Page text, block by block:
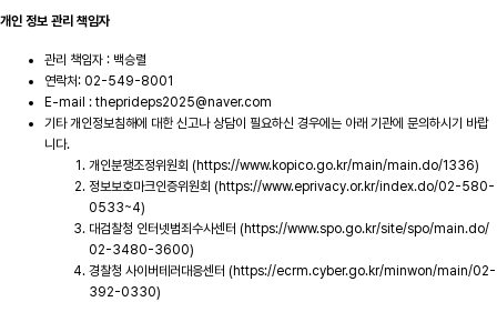
개인 정보 관리 책임자
관리 책임자 : 백승렬
연락처: 02-549-8001
E-mail : theprideps2025@naver.com
기타 개인정보침해에 대한 신고나 상담이 필요하신 경우에는 아래 기관에 문의하시기 바랍
니다.
개인분쟁조정위원회 (https://www.kopico.go.kr/main/main.do/1336)
정보보호마크인증위원회 (https://www.eprivacy.or.kr/index.do/02-580-
0533~4)
대검찰청 인터넷범죄수사센터 (https://www.spo.go.kr/site/spo/main.do/
02-3480-3600)
경찰청 사이버테러대응센터 (https://ecrm.cyber.go.kr/minwon/main/02-
392-0330)